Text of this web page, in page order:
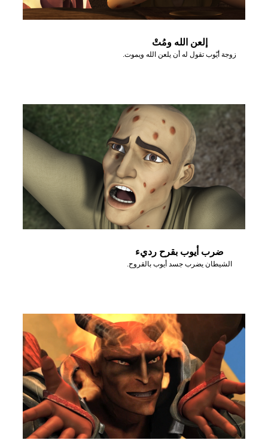
إلعن الله ومُتْ
زوجة أيّوب تقول له أن يلعن الله ويموت.
ضرب أيوب بقرح رديء
الشيطان يضرب جسد أيوب بالقروح.